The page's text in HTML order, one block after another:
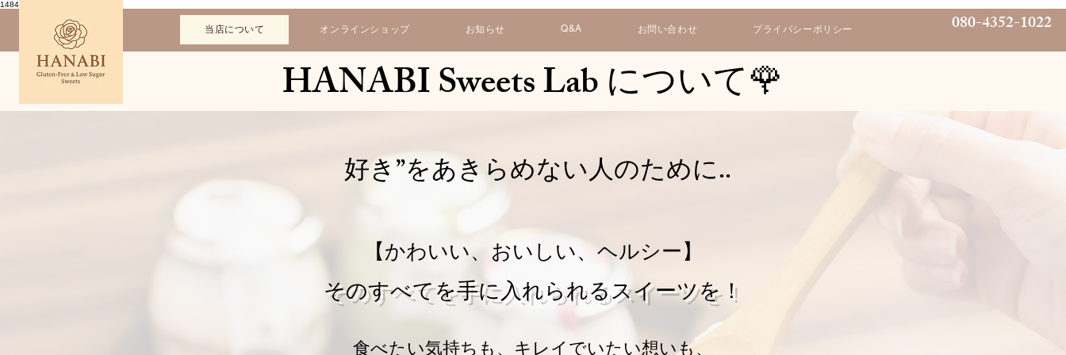
1484559952614333
080-4352-1022
当店について オンラインショップ お知らせ Q&A お問い合わせ プライバシーポリシー
HANABI Sweets Lab について🌹
好き”をあきらめない人のために‥
【かわいい、おいしい、ヘルシー】
そのすべてを手に入れられるスイーツを！